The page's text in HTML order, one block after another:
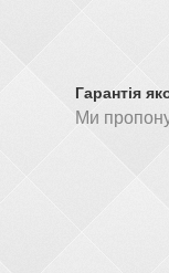
Гарантія
Ми